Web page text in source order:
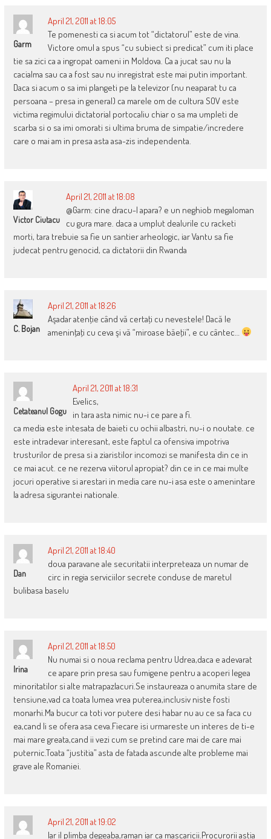
Garm
April 21, 2011 at 18:05
Te pomenesti ca si acum tot “dictatorul” este de vina.
Victore omul a spus “cu subiect si predicat” cum iti place
tie sa zici ca a ingropat oameni in Moldova. Ca a jucat sau nu la
cacialma sau ca a fost sau nu inregistrat este mai putin important.
Daca si acum o sa imi plangeti pe la televizor (nu neaparat tu ca
persoana – presa in general) ca marele om de cultura SOV este
victima regimului dictatorial portocaliu chiar o sa ma umpleti de
scarba si o sa imi omorati si ultima bruma de simpatie/incredere
care o mai am in presa asta asa-zis independenta.
Victor Ciutacu
April 21, 2011 at 18:08
@Garm: cine dracu-l apara? e un neghiob megaloman
cu gura mare. daca a umplut dealurile cu racketi
morti, tara trebuie sa fie un santier arheologic, iar Vantu sa fie
judecat pentru genocid, ca dictatorii din Rwanda
C. Bojan
April 21, 2011 at 18:26
Aşadar atenţie când vă certaţi cu nevestele! Dacă le
ameninţaţi cu ceva şi vă “miroase băeţii”, e cu cântec…
Cetateanul Gogu
April 21, 2011 at 18:31
Evelics,
in tara asta nimic nu-i ce pare a fi.
ca media este intesata de baieti cu ochii albastri, nu-i o noutate. ce
este intradevar interesant, este faptul ca ofensiva impotriva
trusturilor de presa si a ziaristilor incomozi se manifesta din ce in
ce mai acut. ce ne rezerva viitorul apropiat? din ce in ce mai multe
jocuri operative si arestari in media care nu-i asa este o amenintare
la adresa sigurantei nationale.
Dan
April 21, 2011 at 18:40
doua paravane ale securitatii interpreteaza un numar de
circ in regia serviciilor secrete conduse de maretul
bulibasa baselu
Irina
April 21, 2011 at 18:50
Nu numai si o noua reclama pentru Udrea,daca e adevarat
ce apare prin presa sau fumigene pentru a acoperi legea
minoritatilor si alte matrapazlacuri.Se instaureaza o anumita stare de
tensiune,vad ca toata lumea vrea puterea,inclusiv niste fosti
monarhi.Ma bucur ca toti vor putere desi habar nu au ce sa faca cu
ea,cand li se ofera asa ceva.Fiecare isi urmareste un interes de ti-e
mai mare greata,cand ii vezi cum se pretind care mai de care mai
puternic.Toata “justitia” asta de fatada ascunde alte probleme mai
grave ale Romaniei.
April 21, 2011 at 19:02
Iar il plimba degeaba,raman iar ca mascaricii.Procurorii astia